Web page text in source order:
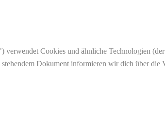
verwendet Cookies und ähnliche Technologien
Dokument informieren wir dich über die